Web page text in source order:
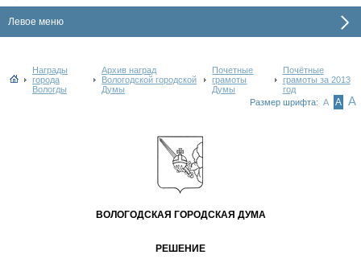
Левое меню
Награды
города
Вологды
Архив наград
Вологодской городской
Думы
Почетные
грамоты
Думы
Почётные
грамоты за 2013
год
Размер шрифта: А А А
ВОЛОГОДСКАЯ ГОРОДСКАЯ ДУМА
РЕШЕНИЕ